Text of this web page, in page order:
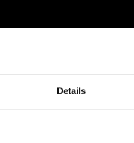
Details